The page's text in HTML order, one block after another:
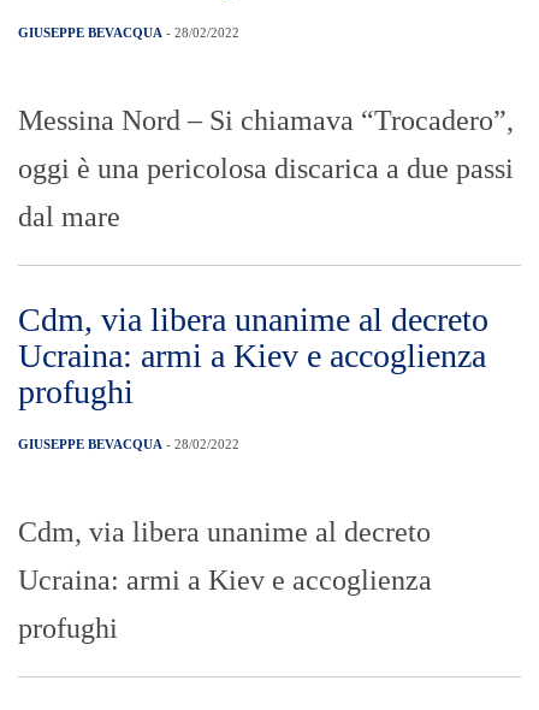
GIUSEPPE BEVACQUA - 28/02/2022
Messina Nord – Si chiamava “Trocadero”,
oggi è una pericolosa discarica a due passi
dal mare
Cdm, via libera unanime al decreto
Ucraina: armi a Kiev e accoglienza
profughi
GIUSEPPE BEVACQUA - 28/02/2022
Cdm, via libera unanime al decreto
Ucraina: armi a Kiev e accoglienza
profughi